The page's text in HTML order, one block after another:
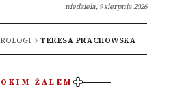
niedziela, 9 sierpnia 2026
TERESA PRACHOWSKA
ŻALEM